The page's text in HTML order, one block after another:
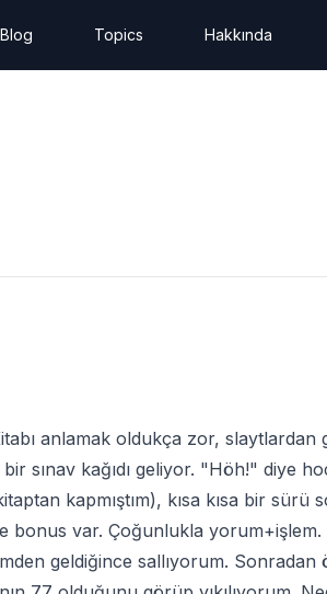
Blog Topics Hakkında
anlamak oldukça zor, slaytlardan
sınav kağıdı geliyor. "Höh!" diye
kapmıştım), kısa kısa bir
bonus var. Çoğunlukla
geldiğince sallıyorum. Sonradan